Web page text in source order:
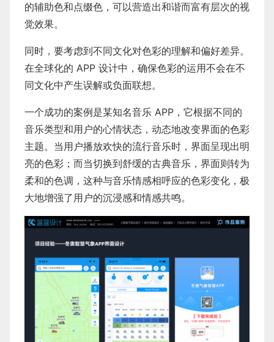
的辅助色和点缀色，可以营造出和谐而富有层次的视
觉效果。
同时，要考虑到不同文化对色彩的理解和偏好差异。
在全球化的 APP 设计中，确保色彩的运用不会在不
同文化中产生误解或负面联想。
一个成功的案例是某知名音乐 APP，它根据不同的
音乐类型和用户的心情状态，动态地改变界面的色彩
主题。当用户播放欢快的流行音乐时，界面呈现出明
亮的色彩；而当切换到舒缓的古典音乐，界面则转为
柔和的色调，这种与音乐情感相呼应的色彩变化，极
大地增强了用户的沉浸感和情感共鸣。